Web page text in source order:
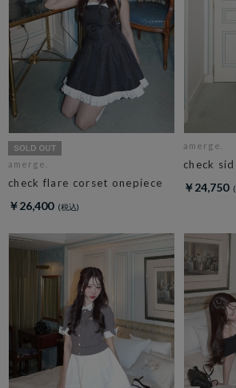
amerge.
check flare corset onepiece
￥26,400
amerge.
check
￥24,750